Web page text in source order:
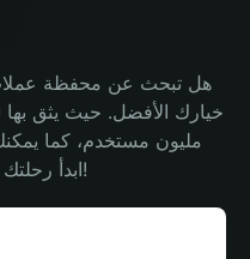
على محفظة Bitget Wallet. ابدأ رحلتك الآن!